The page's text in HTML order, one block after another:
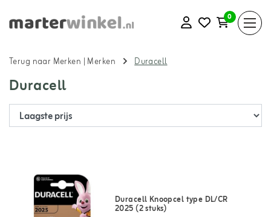
0
Terug naar Merken | Merken Duracell
Duracell
Duracell Knoopcel type DL/CR
2025 (2 stuks)